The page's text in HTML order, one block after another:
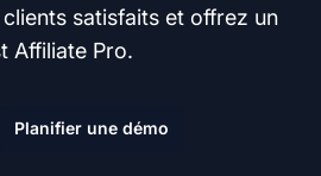
satisfaits et offrez un
Affiliate Pro.
Planifier une démo